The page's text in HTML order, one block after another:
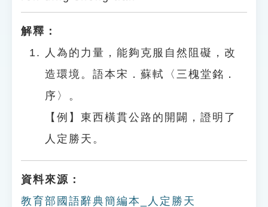
解釋：
人為的力量，能夠克服自然阻礙，改
造環境。語本宋．蘇軾〈三槐堂銘．
序〉。
【例】東西橫貫公路的開闢，證明了
人定勝天。
資料來源：
教育部國語辭典簡編本_人定勝天